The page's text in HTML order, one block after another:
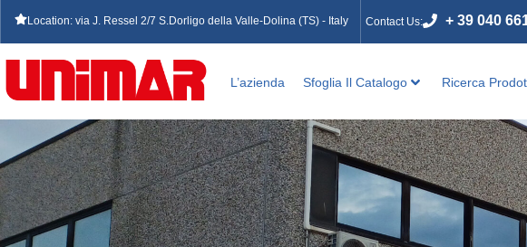
Location: via J. Ressel 2/7 S.Dorligo della Valle-Dolina (TS) - Italy Contact Us: + 39 040
L’azienda Sfoglia Il Catalogo Ricerca